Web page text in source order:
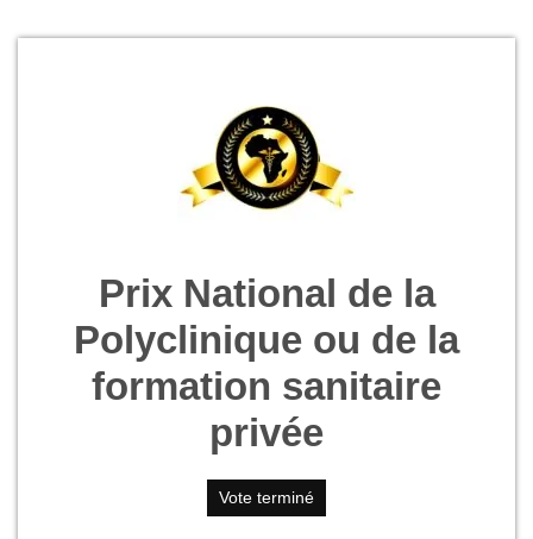
Prix National de la
Polyclinique ou de la
formation sanitaire
privée
Vote terminé